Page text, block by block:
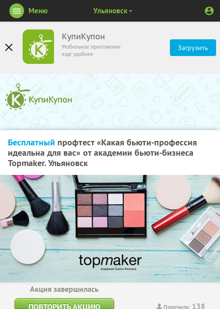
КупиКупон
Мобильное приложение
ещё удобнее
Загрузить
Меню Ульяновск
Бесплатный профтест «Какая бьюти-профессия
идеальна для вас» от академии бьюти-бизнеса
Topmaker. Ульяновск
Получили: 138
Акция завершилась
ПОВТОРИТЬ АКЦИЮ